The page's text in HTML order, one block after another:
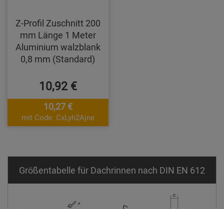
Z-Profil Zuschnitt 200
mm Länge 1 Meter
Aluminium walzblank
0,8 mm (Standard)
10,92 €
10,27 €
mit Code: CxLyh2Ajne
Größentabelle für Dachrinnen nach DIN EN 612